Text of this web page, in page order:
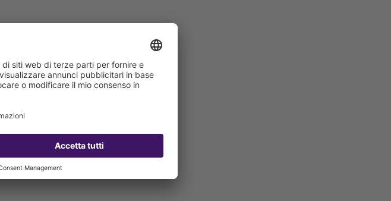
di collegamento e tubi di mandata in PE